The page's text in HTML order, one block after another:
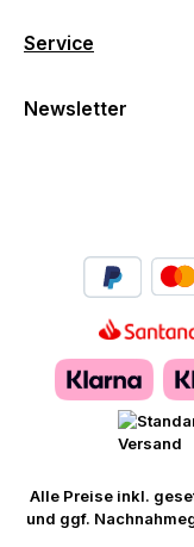
Service
Newsletter
Alle Preise inkl.
und ggf.